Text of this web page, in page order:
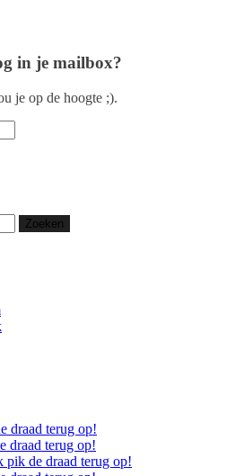
in je mailbox?
je op de hoogte ;).
draad terug op!
draad terug op!
pik de draad terug op!